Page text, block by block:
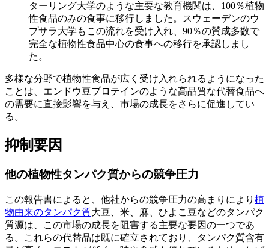
ターリング大学のような主要な教育機関は、100％植物
性食品のみの食事に移行しました。スウェーデンのウ
プサラ大学もこの流れを受け入れ、90％の賛成多数で
完全な植物性食品中心の食事への移行を承認しまし
た。
多様な分野で植物性食品が広く受け入れられるようになった
ことは、エンドウ豆プロテインのような高品質な代替食品へ
の需要に直接影響を与え、市場の成長をさらに促進してい
る。
抑制要因
他の植物性タンパク質からの競争圧力
この報告書によると、他社からの競争圧力の高まりにより 植
物由来のタンパク質大豆、米、麻、ひよこ豆などのタンパク
質源は、この市場の成長を阻害する主要な要因の一つであ
る。これらの代替品は既に確立されており、タンパク質含有